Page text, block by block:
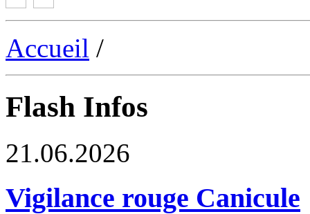
Accueil /
Flash Infos
21.06.2026
Vigilance rouge Canicule